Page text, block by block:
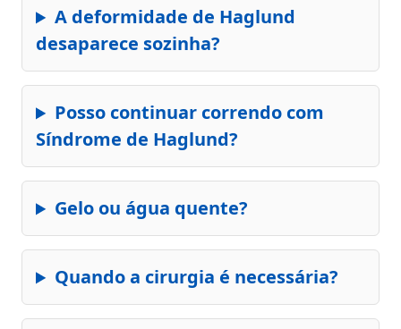
A deformidade de Haglund
desaparece sozinha?
Posso continuar correndo com
Síndrome de Haglund?
Gelo ou água quente?
Quando a cirurgia é necessária?